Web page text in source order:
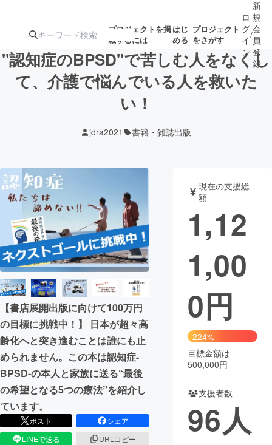
プロジェクトを掲
載するには
はじ
める
プロジェクト
をさがす
注目の新着プロ
テクノロジー・ガジェット
映像・映画 書籍・雑誌
ビジネス・起業 チャレンジ
まちづくり・地域活性化
CAMPFIRE for Social Good
CAMPFIRE Creation
CAMPFIREふるさと納税
コミュニティ
ロ
グ
イ
ン
/
新
規
会
員
登
録
"認知症のBPSD"で苦しむ人をなくし
て、介護で悩んでいる人を救いた
い！
jdra2021 書籍・雑誌出版
【書店展開出版に向けて100万円
の目標に挑戦中！】 日本が超々高
齢化へと突き進むことは誰にも止
められません。この本は認知症-
BPSD-の本人と家族に送る“最後
の希望となる5つの療法”を紹介し
ています。
ポスト
シェア
LINEで送る
URLコピー
現在の支援総
額
1,12
1,00
0円
224%
目標金額は
500,000円
支援者数
96人